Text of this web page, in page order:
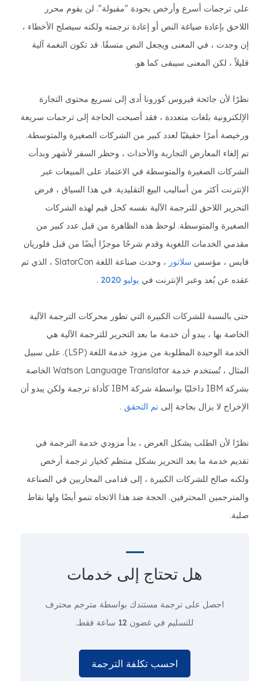
على ترجمات أسرع وأرخص بجودة "مقبولة". لن يقوم محرر
اللاحق بإعادة صياغة النص أو إعادة ترجمته ولكنه سيصلح الأخطاء ،
إن وجدت ، في المعنى ويجعل النص متسقًا. قد تكون النغمة آلية
قليلاً ، لكن المعنى سيبقى كما هو.
نظرًا لأن جائحة فيروس كورونا أدى إلى تسريع محتوى التجارة
الإلكترونية بلغات متعددة ، فقد أصبحت الحاجة إلى ترجمات سريعة
ورخيصة أمرًا حقيقيًا لعدد كبير من الشركات الصغيرة والمتوسطة.
تم إلغاء المعارض التجارية والأحداث ، وحظر السفر لأشهر وبدأت
الشركات الصغيرة والمتوسطة في الاعتماد على المبيعات عبر
الإنترنت أكثر من أساليب البيع التقليدية. في هذا السياق ، فرض
التحرير اللاحق للترجمة الآلية نفسه كحل قيم لهذه الشركات
الصغيرة والمتوسطة. لوحظ هذه الظاهرة من قبل عدد كبير من
مقدمي الخدمات اللغوية وقدم شرحًا موجزًا أيضًا من قبل فلوريان
فايس ، مؤسس سلاتور
، وحدث صناعة اللغة SlatorCon ، الذي تم
عقده عن بُعد وعبر الإنترنت في يوليو 2020 .
حتى بالنسبة للشركات الكبيرة التي تطور محركات الترجمة الآلية
الخاصة بها ، يبدو أن خدمة ما بعد التحرير للترجمة الآلية هي
الخدمة الوحيدة المطلوبة من مزود خدمة اللغة (LSP). على سبيل
المثال ، تُستخدم خدمة Watson Language Translator الخاصة
بشركة IBM داخليًا بواسطة شركة IBM كأداة ترجمة ولكن يبدو أن
الإخراج لا يزال بحاجة إلى تم التحقق.
نظرًا لأن الطلب يشكل العرض ، بدأ مزودي خدمة الترجمة في
تقديم خدمة ما بعد التحرير بشكل منتظم كخيار ترجمة أرخص
ولكنه صالح للشركات الكبيرة ، إلى قدامى المحاربين في الصناعة
والمترجمين المحترفين. الحجة ضد هذا الاتجاه تنمو أيضًا ولها نقاط
صلبة.
هل تحتاج إلى خدمات
احصل على ترجمة مستندك بواسطة مترجم محترف
للتسليم في غضون 12 ساعة فقط.
احسب تكلفة الترجمة